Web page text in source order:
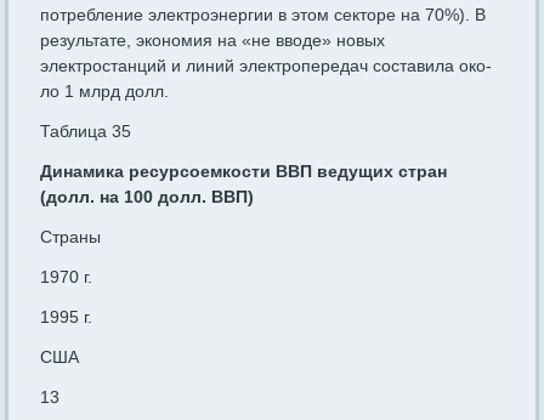
потребление элект­роэнергии в этом секторе на 70%). В
результате, экономия на «не вводе» новых
электростанций и линий электропередач составила око­
ло 1 млрд долл.
Таблица 35
Динамика ресурсоемкости ВВП ведущих стран
(долл. на 100 долл. ВВП)
Страны
1970 г.
1995 г.
США
13